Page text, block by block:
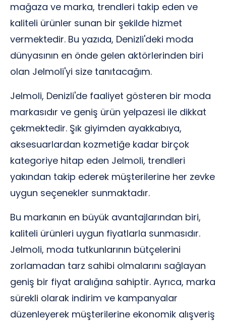
mağaza ve marka, trendleri takip eden ve
kaliteli ürünler sunan bir şekilde hizmet
vermektedir. Bu yazıda, Denizli'deki moda
dünyasının en önde gelen aktörlerinden biri
olan Jelmoli'yi size tanıtacağım.
Jelmoli, Denizli'de faaliyet gösteren bir moda
markasıdır ve geniş ürün yelpazesi ile dikkat
çekmektedir. Şık giyimden ayakkabıya,
aksesuarlardan kozmetiğe kadar birçok
kategoriye hitap eden Jelmoli, trendleri
yakından takip ederek müşterilerine her zevke
uygun seçenekler sunmaktadır.
Bu markanın en büyük avantajlarından biri,
kaliteli ürünleri uygun fiyatlarla sunmasıdır.
Jelmoli, moda tutkunlarının bütçelerini
zorlamadan tarz sahibi olmalarını sağlayan
geniş bir fiyat aralığına sahiptir. Ayrıca, marka
sürekli olarak indirim ve kampanyalar
düzenleyerek müşterilerine ekonomik alışveriş